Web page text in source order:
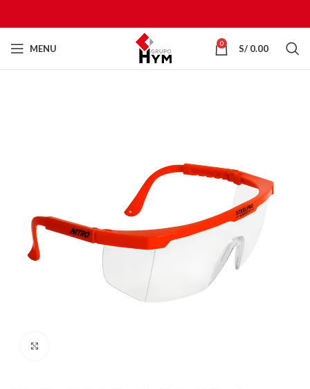
MENU 0 S/ 0.00